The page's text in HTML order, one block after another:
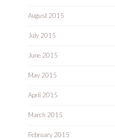
August 2015
July 2015
June 2015
May 2015
April 2015
March 2015
February 2015